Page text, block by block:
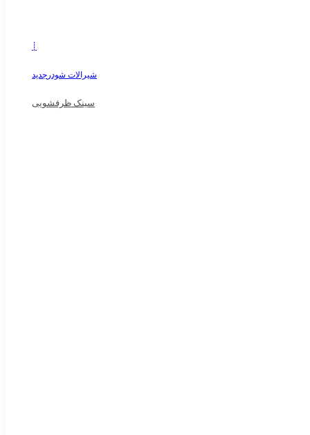
┊
شیرالات شودر جدید
سینک ظرفشویی